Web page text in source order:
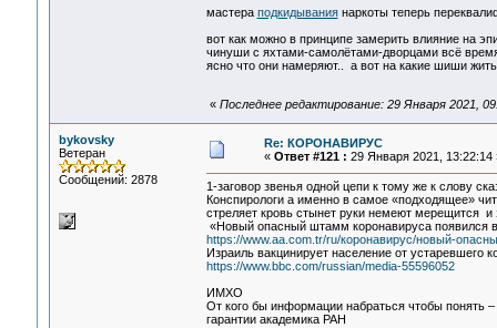
мастера подкидываниянаркоты теперь
вот как можно в принципе замерить влияние на
чинуши с яхтами-самолётами-дворцами всё
ясно что они намеряют.. а вот на какие шиши
« Последнее редактирование: 29 Января 2021,
bykovsky
Ветеран
Сообщений: 2878
Re: КОРОНАВИРУС
« Ответ #121 : 29 Января 2021, 13:22:14
1-заговор звенья одной цепи к тому же к слову
Конспирологи а именно в самое «подходящее»
стреляет кровь стынет руки немеют мерещится
«Новый опасный штамм коронавируса появился
https://www.aa.com.tr/ru/коронавирус/новый-
Израиль вакцинирует население от устаревшего
https://www.bbc.com/russian/media-55596052
ИМХО
От кого бы информации набраться чтобы понять –
гарантии академика РАН